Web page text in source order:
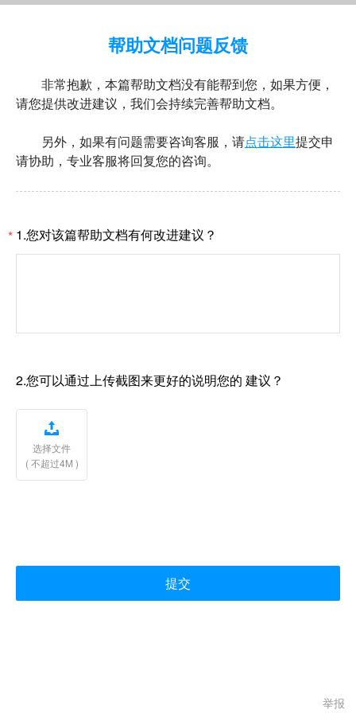
帮助文档问题反馈
非常抱歉，本篇帮助文档没有能帮到您，如果方便，
请您提供改进建议，我们会持续完善帮助文档。
另外，如果有问题需要咨询客服，请点击这里提交申
请协助，专业客服将回复您的咨询。
* 1.您对该篇帮助文档有何改进建议？
2.您可以通过上传截图来更好的说明您的 建议？

选择文件
( 不超过4M )
提交
举报